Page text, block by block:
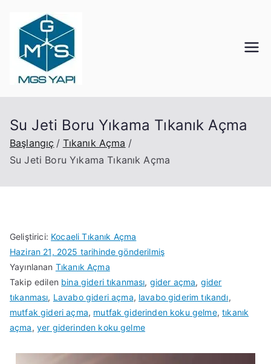
Su Jeti Boru Yıkama Tıkanık Açma
Başlangıç
Tıkanık Açma
Su Jeti Boru Yıkama Tıkanık Açma
Geliştirici: Kocaeli Tıkanık Açma
Haziran 21, 2025 tarihinde gönderilmiş
Yayınlanan Tıkanık Açma
Takip edilen bina gideri tıkanması, gider açma, gider
tıkanması, Lavabo gideri açma, lavabo giderim tıkandı,
mutfak gideri açma, mutfak giderinden koku gelme,tıkanık
açma, yer giderinden koku gelme